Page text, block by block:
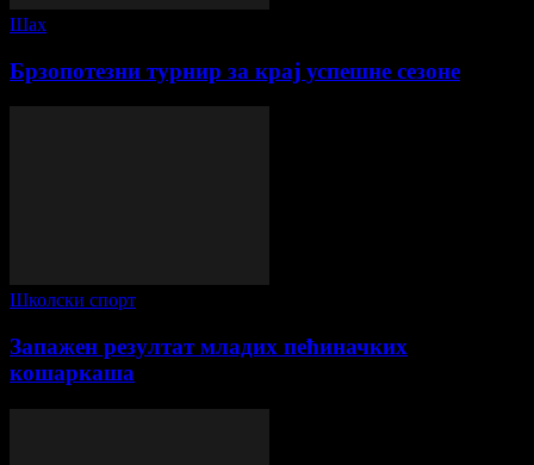
Шах
Брзопотезни турнир за крај успешне сезоне
Школски спорт
Запажен резултат младих пећиначких
кошаркаша